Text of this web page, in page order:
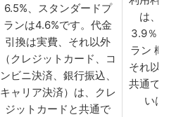
6.5%、スタンダードプ
ランは4.6%です。代金
引換は実費、それ以外
（クレジットカード、コ
ンビニ決済、銀行振込、
キャリア決済）は、クレ
ジットカードと共通で
は、
3.9％
ラン 概
それ以
共通で
いは